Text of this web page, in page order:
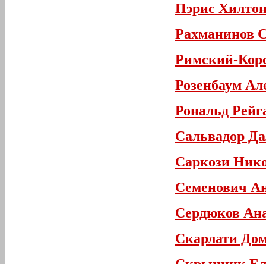
Пэрис
Рахманинов
Римский-
Розенбаум
Рональд
Сальвадор
Саркози
Семенович
Сердюков
Скарлати